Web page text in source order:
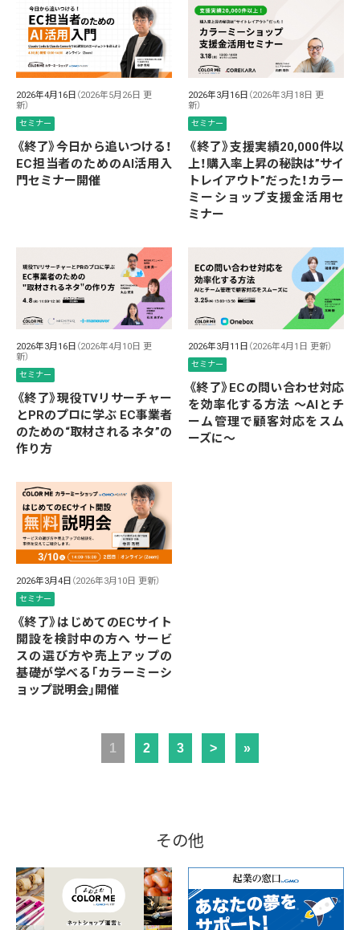
2026年4月16日 （2026年5月26日 更
新）
セミナー
《終了》今日から追いつける！
EC担当者のためのAI活用入
門セミナー開催
2026年3月16日 （2026年3月18日 更
新）
セミナー
《終了》支援実績20,000件以
上！購入率上昇の秘訣は”サイ
トレイアウト”だった！カラー
ミーショップ支援金活用セ
ミナー
2026年3月16日 （2026年4月10日 更
新）
セミナー
《終了》現役TVリサーチャー
とPRのプロに学ぶ EC事業者
のための“取材されるネタ”の
作り方
2026年3月11日 （2026年4月1日 更新）
セミナー
《終了》ECの問い合わせ対応
を効率化する方法 ～AIとチ
ーム管理で顧客対応をスム
ーズに～
2026年3月4日 （2026年3月10日 更新）
セミナー
《終了》はじめてのECサイト
開設を検討中の方へ サービ
スの選び方や売上アップの
基礎が学べる「カラーミーシ
ョップ説明会」開催
1 2 3 > »
その他